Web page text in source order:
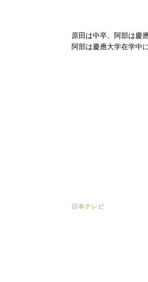
原田は中卒、阿部は慶
阿部は慶應大学在学中
日本テレビ